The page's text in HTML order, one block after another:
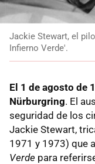
Jackie Stewart, el
Infierno Verde'.
El 1 de agosto de
Nürburgring. El
seguridad de los
Jackie Stewart,
1971 y 1973) que
Verde para